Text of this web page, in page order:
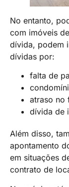
No entanto,
com imóveis
dívida, podem
dívidas por:
falta de
atraso no
dívida de
Além disso,
apontamento
em situações
contrato de